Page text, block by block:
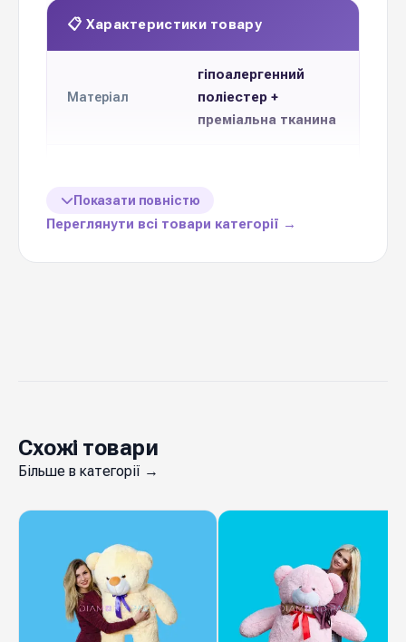
📋 Характеристики товару
Матеріал
гіпоалергенний
поліестер +
преміальна тканина
1 одиницю
компаньйон для букета або самостійний
подарунок, який точно викличе усмішку. Якісні
матеріали, безпечні для дітей наповнювачі,
Підходить для композицій на виписку з
пологового, день народження, 14 лютого та 8
березня. Замовляйте оптом у Diamond Pack —
популярні сезонні позиції завжди в наявності.
Показати повністю
Переглянути всі товари категорії →
Схожі товари
Більше в категорії →